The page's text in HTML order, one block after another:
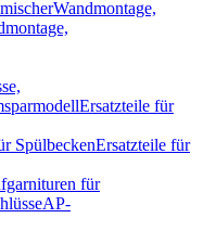
Wandmontage,
Ersatzteile für
SpülbeckenErsatzteile für
für
AP-